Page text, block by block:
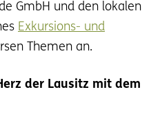
GmbH und den lokalen
Exkursions- und
Themen an.
der Lausitz mit dem